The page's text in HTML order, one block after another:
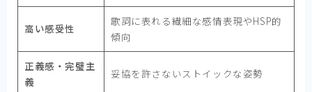
高い感受性
歌詞に表れる繊細な感情表現やHSP的
傾向
正義感・完璧主
義
妥協を許さないストイックな姿勢